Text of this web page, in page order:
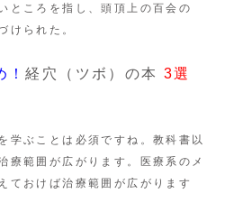
ところを指し、頭頂上の百会の
けられた。
！経穴（ツボ）の本3選
学ぶことは必須ですね。教科書以
療範囲が広がります。医療系のメ
ておけば治療範囲が広がります